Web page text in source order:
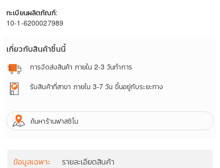
ทะเบียนผลิตภัณฑ์:
10-1-6200027989
เกี่ยวกับสินค้าชิ้นนี้
การจัดส่งสินค้า ภายใน 2-3 วันทำการ
รับสินค้าที่สาขา ภายใน 3-7 วัน ขึ้นอยู่กับระยะทาง
ค้นหาร้านฟาสซิโน
ข้อมูลเฉพาะ รายละเอียดสินค้า